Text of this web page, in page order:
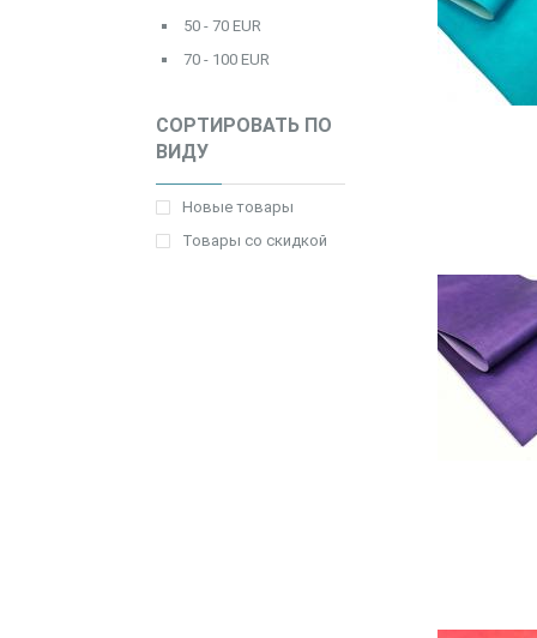
50 - 70 EUR
70 - 100 EUR
СОРТИРОВАТЬ ПО
ВИДУ
Новые товары
Товары со скидкой